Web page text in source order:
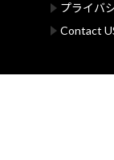
プライバ
Contact